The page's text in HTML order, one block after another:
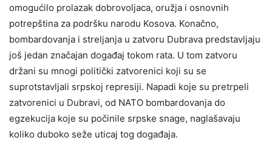
omogućilo prolazak dobrovoljaca, oružja i osnovnih
potrepština za podršku narodu Kosova. Konačno,
bombardovanja i streljanja u zatvoru Dubrava predstavljaju
još jedan značajan događaj tokom rata. U tom zatvoru
držani su mnogi politički zatvorenici koji su se
suprotstavljali srpskoj represiji. Napadi koje su pretrpeli
zatvorenici u Dubravi, od NATO bombardovanja do
egzekucija koje su počinile srpske snage, naglašavaju
koliko duboko seže uticaj tog događaja.